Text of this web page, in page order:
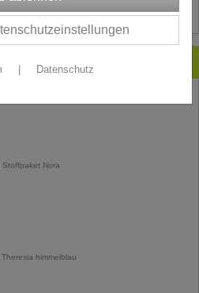
im Shop
Stoffpaket Nora
himmelblau
Datenschutz